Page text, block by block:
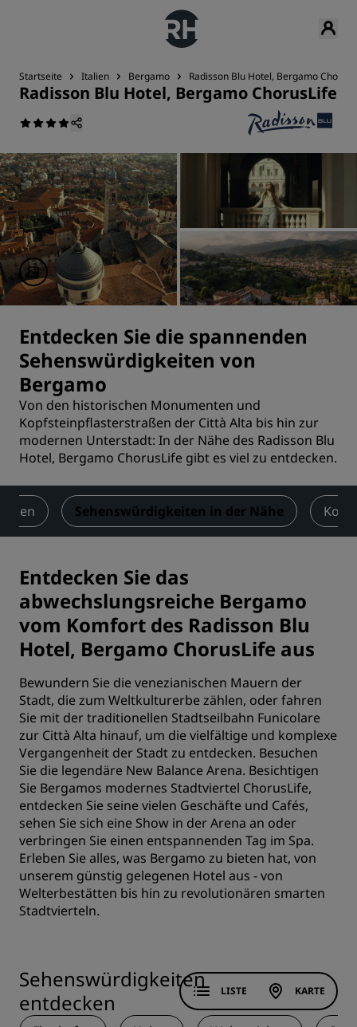
Startseite Italien Bergamo Radisson Blu Hotel, Bergamo
Radisson Blu Hotel, Bergamo ChorusLife
Entdecken Sie die spannenden
Sehenswürdigkeiten von
Bergamo
Von den historischen Monumenten und
Kopfsteinpflasterstraßen der Città Alta bis hin zur
modernen Unterstadt: In der Nähe des Radisson Blu
Hotel, Bergamo ChorusLife gibt es viel zu entdecken.
Sehenswürdigkeiten in der Nähe
Entdecken Sie das
abwechslungsreiche Bergamo
vom Komfort des Radisson Blu
Hotel, Bergamo ChorusLife aus
Bewundern Sie die venezianischen Mauern der
Stadt, die zum Weltkulturerbe zählen, oder fahren
Sie mit der traditionellen Stadtseilbahn Funicolare
zur Città Alta hinauf, um die vielfältige und komplexe
Vergangenheit der Stadt zu entdecken. Besuchen
Sie die legendäre New Balance Arena. Besichtigen
Sie Bergamos modernes Stadtviertel ChorusLife,
entdecken Sie seine vielen Geschäfte und Cafés,
sehen Sie sich eine Show in der Arena an oder
verbringen Sie einen entspannenden Tag im Spa.
Erleben Sie alles, was Bergamo zu bieten hat, von
unserem günstig gelegenen Hotel aus - von
Welterbestätten bis hin zu revolutionären smarten
Stadtvierteln.
Sehenswürdigkeiten
entdecken
LISTE KARTE